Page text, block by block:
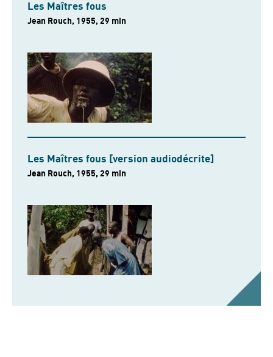
Les Maîtres fous
Jean Rouch, 1955, 29 min
Les Maîtres fous [version audiodécrite]
Jean Rouch, 1955, 29 min